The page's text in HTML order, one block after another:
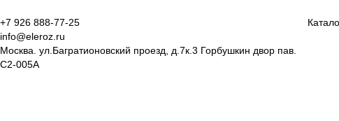
+7 926 888-77-25
info@eleroz.ru
Москва. ул.Багратионовский проезд, д.7к.3 Горбушкин двор пав.
C2-005A